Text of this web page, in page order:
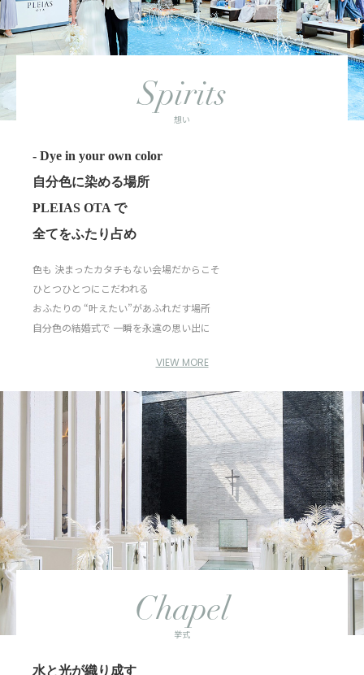
Spirits
想い
- Dye in your own color
自分色に染める場所
PLEIAS OTA で
全てをふたり占め
色も 決まったカタチもない会場だからこそ
ひとつひとつにこだわれる
おふたりの “叶えたい”があふれだす場所
自分色の結婚式で 一瞬を永遠の思い出に
VIEW MORE
Chapel
挙式
水と光が織り成す